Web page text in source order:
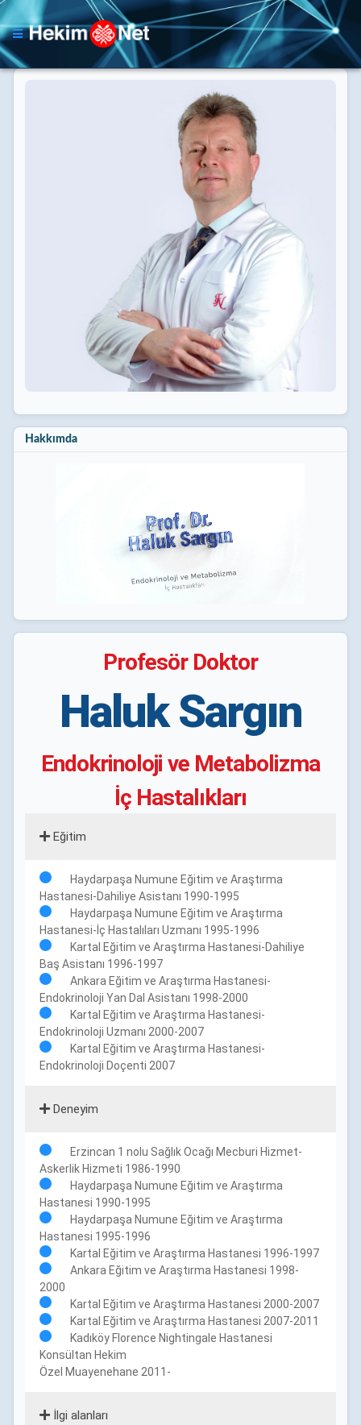
Hakkımda
Profesör Doktor
Haluk Sargın
Endokrinoloji ve Metabolizma
İç Hastalıkları
Eğitim
Haydarpaşa Numune Eğitim ve Araştırma
Hastanesi-Dahiliye Asistanı 1990-1995
Haydarpaşa Numune Eğitim ve Araştırma
Hastanesi-İç Hastalıları Uzmanı 1995-1996
Kartal Eğitim ve Araştırma Hastanesi-Dahiliye
Baş Asistanı 1996-1997
Ankara Eğitim ve Araştırma Hastanesi-
Endokrinoloji Yan Dal Asistanı 1998-2000
Kartal Eğitim ve Araştırma Hastanesi-
Endokrinoloji Uzmanı 2000-2007
Kartal Eğitim ve Araştırma Hastanesi-
Endokrinoloji Doçenti 2007
Deneyim
Erzincan 1 nolu Sağlık Ocağı Mecburi Hizmet-
Askerlik Hizmeti 1986-1990
Haydarpaşa Numune Eğitim ve Araştırma
Hastanesi 1990-1995
Haydarpaşa Numune Eğitim ve Araştırma
Hastanesi 1995-1996
Kartal Eğitim ve Araştırma Hastanesi 1996-1997
Ankara Eğitim ve Araştırma Hastanesi 1998-
2000
Kartal Eğitim ve Araştırma Hastanesi 2000-2007
Kartal Eğitim ve Araştırma Hastanesi 2007-2011
Kadıköy Florence Nightingale Hastanesi
Konsültan Hekim
Özel Muayenehane 2011-
İlgi alanları